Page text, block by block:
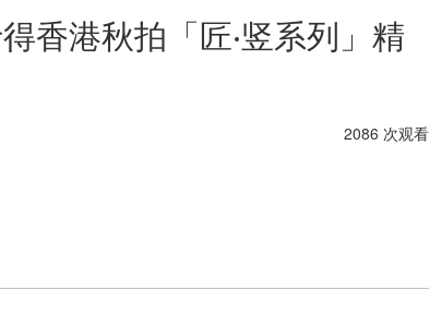
香港秋拍「匠‧竖系列」精
2086 次观看